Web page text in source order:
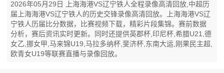
2026年05月29日 上海海港VS辽宁铁人全程录像高清回放,中超历
届上海海港VS辽宁铁人的历史交锋录像高清回放。上海海港VS辽
宁铁人历届比分数据，比赛视频下载，精彩片段集锦。赛前数据
分析，赛后资讯实时更新。同时还提供英郡杯,印尼杯,希腊U21,德
女乙,挪女甲,马来锦U19,马拉多纳杯,斐济杯,东南大运,刚果民主超,
欧青女U19等联赛直播与录像回放。